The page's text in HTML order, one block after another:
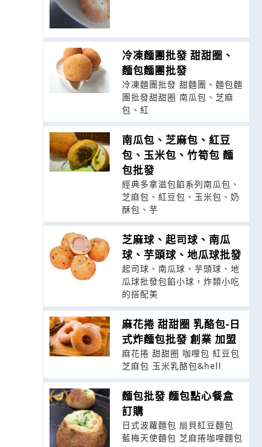
冷凍麵團批發 甜甜圈、
麵包麵團批發
冷凍麵團批發 甜麵團、麵包麵
團批發甜甜圈 南瓜包、芝麻
包、紅
南瓜包、芝麻包、紅豆
包、玉米包、竹筍包 麵
包批發
經典多拿滋包餡系列南瓜包、
芝麻包、紅豆包、玉米包、奶
酥包、芋
芝麻球、起司球、南瓜
球、芋頭球、地瓜球批發
起司球、南瓜球、芋頭球、地
瓜球批發包餡小球，炸類小吃
的搭配美
麻花捲 甜甜圈 乳酪包-日
式炸麵包批發 創業 加盟
麻花捲 甜甜圈 咖哩包 紅豆包
芝麻包 玉米乳酪包&hell
麵包批發 麵包點心餐盒
訂購
日式波蘿麵包 扇貝紅豆麵包
藍梅天使麵包 芝麻捲咖哩麵包